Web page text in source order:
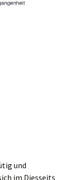
und
im Diesseits